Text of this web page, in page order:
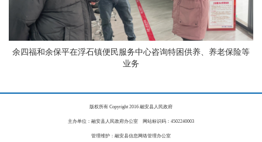
余四福和余保平在浮石镇便民服务中心咨询特困供养、养老保险等
业务
版权所有 Copyright 2016 融安县人民政府
主办单位：融安县人民政府办公室 网站标识码：4502240003
管理维护：融安县信息网络管理办公室